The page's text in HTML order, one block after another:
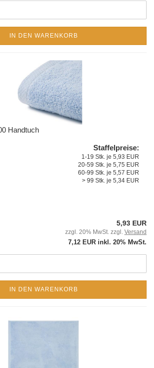
IN DEN WARENKORB
Handtuch
Staffelpreise:
1-19 Stk. je 5,93 EUR
20-59 Stk. je 5,75 EUR
60-99 Stk. je 5,57 EUR
> 99 Stk. je 5,34 EUR
5,93 EUR
zzgl. 20% MwSt. zzgl. Versand
7,12 EUR inkl. 20% MwSt.
IN DEN WARENKORB